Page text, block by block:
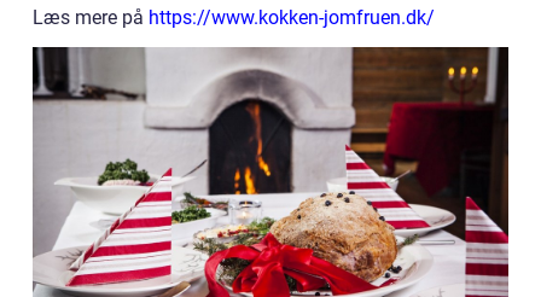
Læs mere på https://www.kokken-jomfruen.dk/